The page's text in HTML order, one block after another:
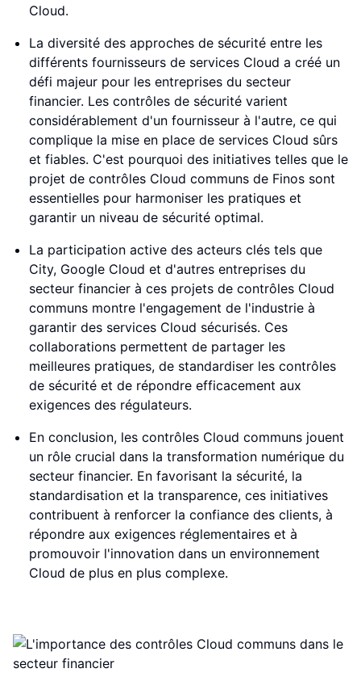
Cloud.
La diversité des approches de sécurité entre les
différents fournisseurs de services Cloud a créé un
défi majeur pour les entreprises du secteur
financier. Les contrôles de sécurité varient
considérablement d'un fournisseur à l'autre, ce qui
complique la mise en place de services Cloud sûrs
et fiables. C'est pourquoi des initiatives telles que le
projet de contrôles Cloud communs de Finos sont
essentielles pour harmoniser les pratiques et
garantir un niveau de sécurité optimal.
La participation active des acteurs clés tels que
City, Google Cloud et d'autres entreprises du
secteur financier à ces projets de contrôles Cloud
communs montre l'engagement de l'industrie à
garantir des services Cloud sécurisés. Ces
collaborations permettent de partager les
meilleures pratiques, de standardiser les contrôles
de sécurité et de répondre efficacement aux
exigences des régulateurs.
En conclusion, les contrôles Cloud communs jouent
un rôle crucial dans la transformation numérique du
secteur financier. En favorisant la sécurité, la
standardisation et la transparence, ces initiatives
contribuent à renforcer la confiance des clients, à
répondre aux exigences réglementaires et à
promouvoir l'innovation dans un environnement
Cloud de plus en plus complexe.